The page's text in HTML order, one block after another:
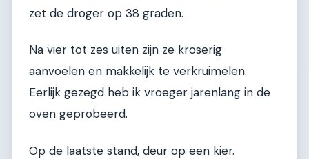
zet de droger op 38 graden.
Na vier tot zes uiten zijn ze kroserig
aanvoelen en makkelijk te verkruimelen.
Eerlijk gezegd heb ik vroeger jarenlang in de
oven geprobeerd.
Op de laatste stand, deur op een kier.